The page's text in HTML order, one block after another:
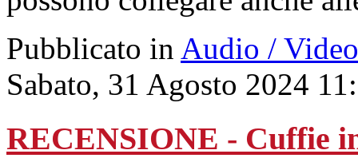
Pubblicato in Audio / Video
Sabato, 31 Agosto 2024
RECENSIONE - Cuffie